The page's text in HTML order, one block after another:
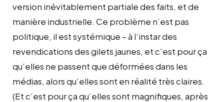
version inévitablement partiale des faits, et de
manière industrielle. Ce problème n’est pas
politique, il est systémique – à l’instar des
revendications des gilets jaunes, et c’est pour ça
qu’elles ne passent que déformées dans les
médias, alors qu’elles sont en réalité très claires.
(Et c’est pour ça qu’elles sont magnifiques, après